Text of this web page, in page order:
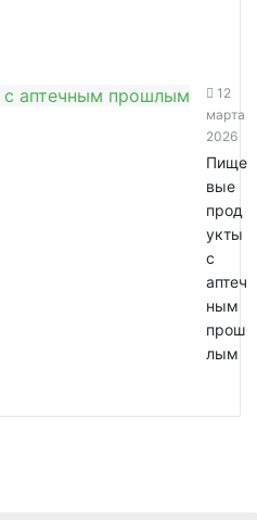
12
марта
2026
Пище
вые
прод
укты
с
аптеч
ным
прош
лым